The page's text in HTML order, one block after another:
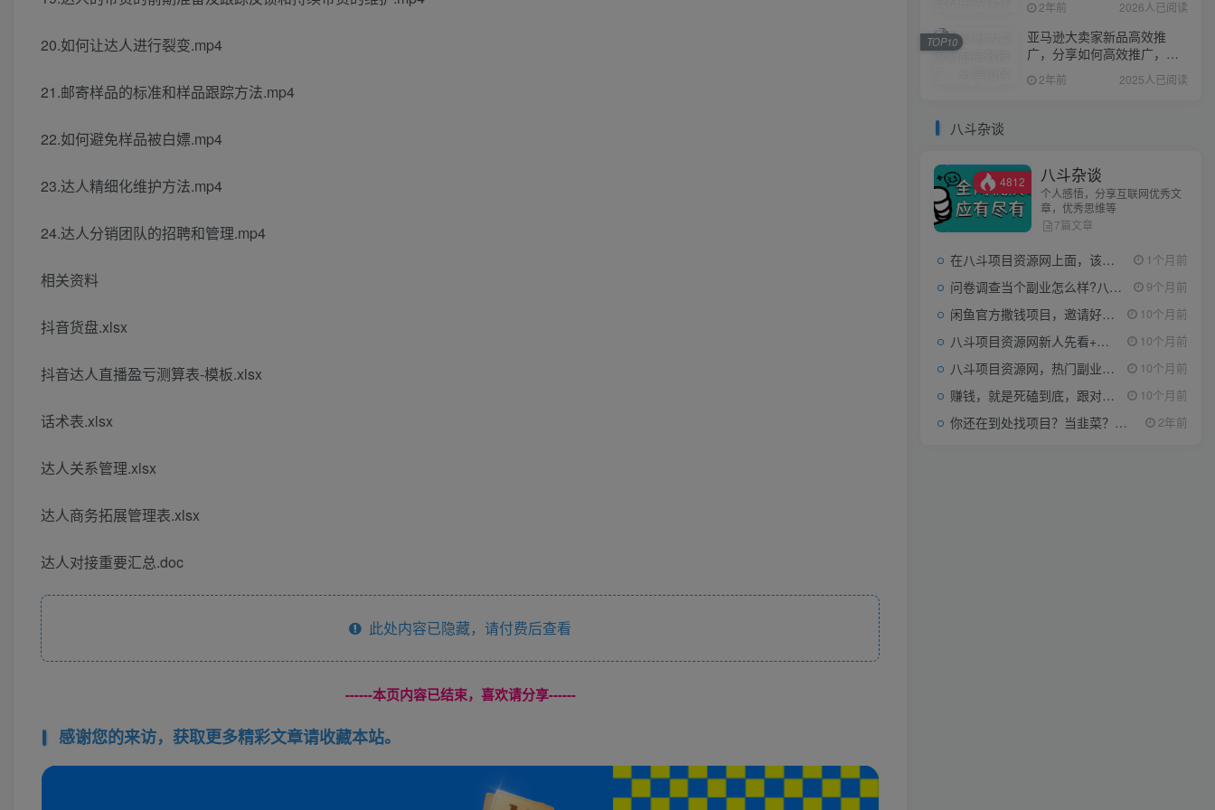
20.如何让达人进行裂变.mp4
21.邮寄样品的标准和样品跟踪方法.mp4
22.如何避免样品被白嫖.mp4
23.达人精细化维护方法.mp4
24.达人分销团队的招聘和管理.mp4
相关资料
抖音货盘.xlsx
抖音达人直播盈亏测算表-模板.xlsx
话术表.xlsx
达人关系管理.xlsx
达人商务拓展管理表.xlsx
达人对接重要汇总.doc
此处内容已隐藏，请付费后查看
------本页内容已结束，喜欢请分享------
感谢您的来访，获取更多精彩文章请收藏本站。
2年前 2026人已阅读
亚马逊大卖家新品高效推
广，分享如何高效推广，打
造百万美金爆款单品
2年前 2025人已阅读
TOP10
八斗杂谈
4812 八斗杂谈
个人感悟，分享互联网优秀文
章，优秀思维等
7篇文章
在八斗项目资源网上面，该看什么类型的赚钱项目 1个月前
问卷调查当个副业怎么样?八斗告诉你 9个月前
闲鱼官方撒钱项目，邀请好友领现金，单价1-8元，0成本可以当个小副业 10个月前
八斗项目资源网新人先看+领取【0撸小项目+互联网工具箱】 10个月前
八斗项目资源网，热门副业项目任你选，每日持续更新 10个月前
赚钱，就是死磕到底，跟对人做对事。 10个月前
你还在到处找项目？当韭菜？我靠项目资源网也能月如过万。 2年前